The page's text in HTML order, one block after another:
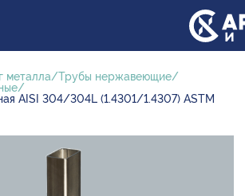
металла
Трубы нержавеющие
AISI 304/304L (1.4301/1.4307) ASTM